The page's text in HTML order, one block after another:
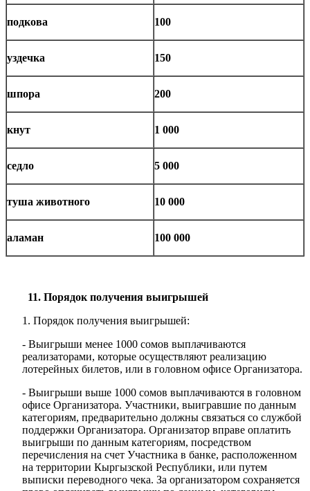
подкова 100
уздечка 150
шпора 200
кнут 1 000
седло 5 000
туша животного 10 000
аламан 100 000
11. Порядок получения выигрышей
Порядок получения выигрышей:
- Выигрыши менее 1000 сомов выплачиваются
реализаторами, которые осуществляют реализацию
лотерейных билетов, или в головном офисе Организатора.
- Выигрыши выше 1000 сомов выплачиваются в головном
офисе Организатора. Участники, выигравшие по данным
категориям, предварительно должны связаться со службой
поддержки Организатора. Организатор вправе оплатить
выигрыши по данным категориям, посредством
перечисления на счет Участника в банке, расположенном
на территории Кыргызской Республики, или путем
выписки переводного чека. За организатором сохраняется